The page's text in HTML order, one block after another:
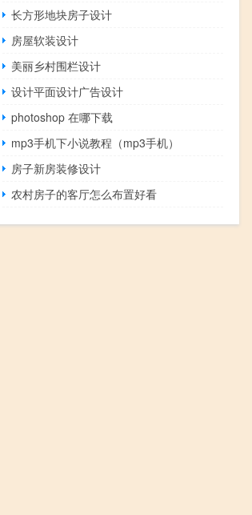
长方形地块房子设计
房屋软装设计
美丽乡村围栏设计
设计平面设计广告设计
photoshop 在哪下载
mp3手机下小说教程（mp3手机）
房子新房装修设计
农村房子的客厅怎么布置好看